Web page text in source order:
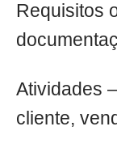
Requisitos
Atividades
cliente,